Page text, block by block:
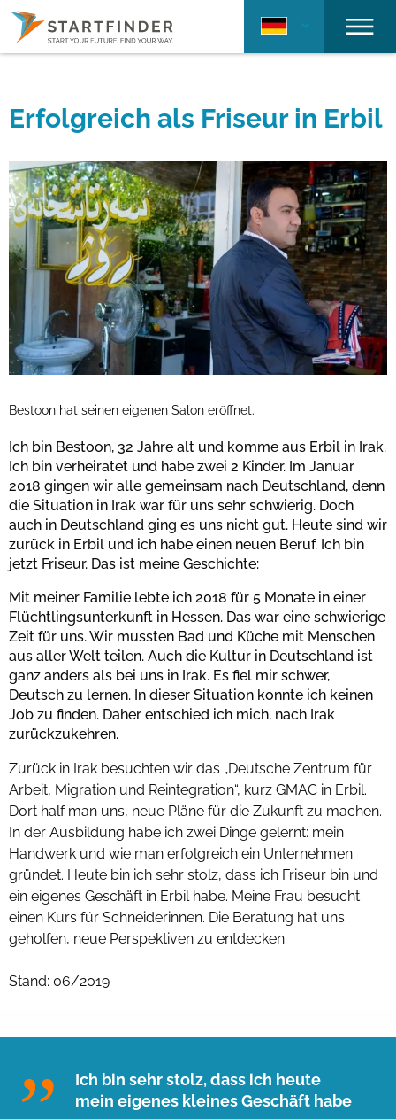
Erfolgreich als Friseur in Erbil
Bestoon hat seinen eigenen Salon eröffnet.
Ich bin Bestoon, 32 Jahre alt und komme aus Erbil in Irak.
Ich bin verheiratet und habe zwei 2 Kinder. Im Januar
2018 gingen wir alle gemeinsam nach Deutschland, denn
die Situation in Irak war für uns sehr schwierig. Doch
auch in Deutschland ging es uns nicht gut. Heute sind wir
zurück in Erbil und ich habe einen neuen Beruf. Ich bin
jetzt Friseur. Das ist meine Geschichte:
Mit meiner Familie lebte ich 2018 für 5 Monate in einer
Flüchtlingsunterkunft in Hessen. Das war eine schwierige
Zeit für uns. Wir mussten Bad und Küche mit Menschen
aus aller Welt teilen. Auch die Kultur in Deutschland ist
ganz anders als bei uns in Irak. Es fiel mir schwer,
Deutsch zu lernen. In dieser Situation konnte ich keinen
Job zu finden. Daher entschied ich mich, nach Irak
zurückzukehren.
Zurück in Irak besuchten wir das „Deutsche Zentrum für
Arbeit, Migration und Reintegration“, kurz GMAC in Erbil.
Dort half man uns, neue Pläne für die Zukunft zu machen.
In der Ausbildung habe ich zwei Dinge gelernt: mein
Handwerk und wie man erfolgreich ein Unternehmen
gründet. Heute bin ich sehr stolz, dass ich Friseur bin und
ein eigenes Geschäft in Erbil habe. Meine Frau besucht
einen Kurs für Schneiderinnen. Die Beratung hat uns
geholfen, neue Perspektiven zu entdecken.
Stand: 06/2019
Ich bin sehr stolz, dass ich heute
mein eigenes kleines Geschäft habe